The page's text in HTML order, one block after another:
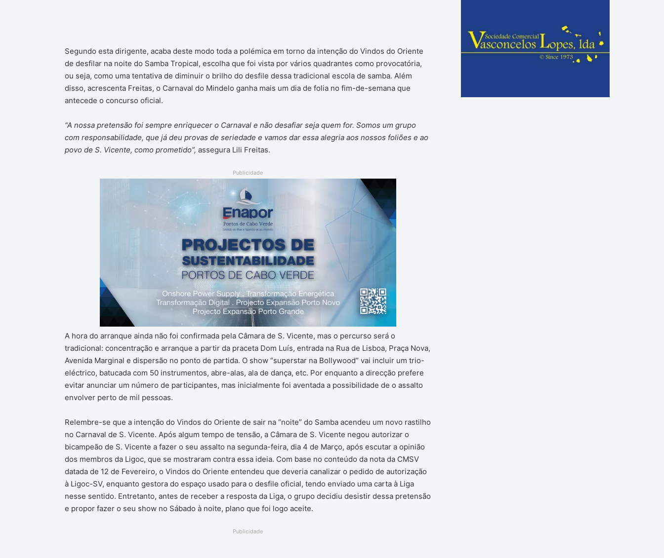
Segundo esta dirigente, acaba deste modo toda a polémica em torno da intenção do Vindos do Oriente
de desfilar na noite do Samba Tropical, escolha que foi vista por vários quadrantes como provocatória,
ou seja, como uma tentativa de diminuir o brilho do desfile dessa tradicional escola de samba. Além
disso, acrescenta Freitas, o Carnaval do Mindelo ganha mais um dia de folia no fim-de-semana que
antecede o concurso oficial.
“A nossa pretensão foi sempre enriquecer o Carnaval e não desafiar seja quem for. Somos um grupo
com responsabilidade, que já deu provas de seriedade e vamos dar essa alegria aos nossos foliões e ao
povo de S. Vicente, como prometido”, assegura Lili Freitas.
Publicidade
A hora do arranque ainda não foi confirmada pela Câmara de S. Vicente, mas o percurso será o
tradicional: concentração e arranque a partir da praceta Dom Luís, entrada na Rua de Lisboa, Praça Nova,
Avenida Marginal e dispersão no ponto de partida. O show “superstar na Bollywood” vai incluir um trio-
eléctrico, batucada com 50 instrumentos, abre-alas, ala de dança, etc. Por enquanto a direcção prefere
evitar anunciar um número de participantes, mas inicialmente foi aventada a possibilidade de o assalto
envolver perto de mil pessoas.
Relembre-se que a intenção do Vindos do Oriente de sair na “noite” do Samba acendeu um novo rastilho
no Carnaval de S. Vicente. Após algum tempo de tensão, a Câmara de S. Vicente negou autorizar o
bicampeão de S. Vicente a fazer o seu assalto na segunda-feira, dia 4 de Março, após escutar a opinião
dos membros da Ligoc, que se mostraram contra essa ideia. Com base no conteúdo da nota da CMSV
datada de 12 de Fevereiro, o Vindos do Oriente entendeu que deveria canalizar o pedido de autorização
à Ligoc-SV, enquanto gestora do espaço usado para o desfile oficial, tendo enviado uma carta à Liga
nesse sentido. Entretanto, antes de receber a resposta da Liga, o grupo decidiu desistir dessa pretensão
e propor fazer o seu show no Sábado à noite, plano que foi logo aceite.
Publicidade